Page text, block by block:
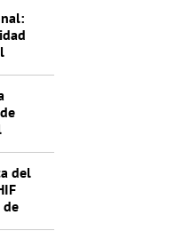
del
de